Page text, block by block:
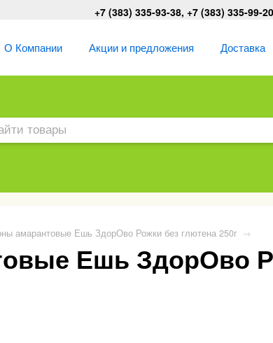
+7 (383) 335-93-38, +7 (383) 335-99-
О Компании Акции и предложения Доставка
амарантовые Ешь ЗдорОво Рожки без глютена 250г →
Ешь ЗдорОво